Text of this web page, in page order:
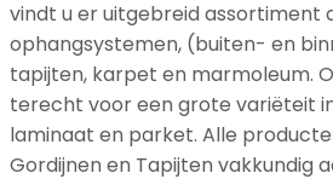
vindt u er uitgebreid assortiment
ophangsystemen, (buiten- en
tapijten, karpet en marmoleum.
terecht voor een grote variëteit
laminaat en parket. Alle
Gordijnen en Tapijten vakkundig